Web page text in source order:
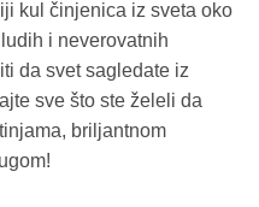
kul činjenica iz sveta oko
i neverovatnih
da svet sagledate iz
sve što ste želeli da
briljantnom